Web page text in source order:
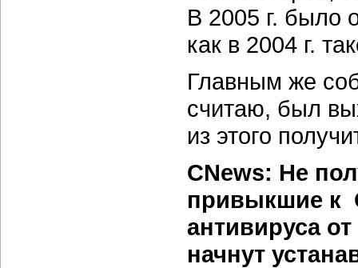
В 2005 г. было
как в 2004 г.
Главным же
считаю, был
из этого
CNews: Не
привыкшие к
антивируса
начнут